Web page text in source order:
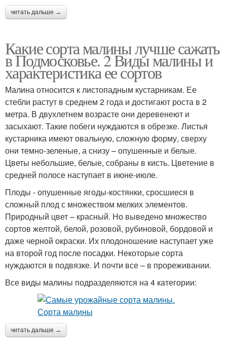
читать дальше →
Какие сорта малины лучше сажать
в Подмосковье. 2 Виды малины и
характеристика ее сортов
Малина относится к листопадным кустарникам. Ее
стебли растут в среднем 2 года и достигают роста в 2
метра. В двухлетнем возрасте они деревенеют и
засыхают. Такие побеги нуждаются в обрезке. Листья
кустарника имеют овальную, сложную форму, сверху
они темно-зеленые, а снизу – опушенные и белые.
Цветы небольшие, белые, собраны в кисть. Цветение в
средней полосе наступает в июне-июле.
Плоды - опушенные ягоды-костянки, сросшиеся в
сложный плод с множеством мелких элементов.
Природный цвет – красный. Но выведено множество
сортов желтой, белой, розовой, рубиновой, бордовой и
даже черной окраски. Их плодоношение наступает уже
на второй год после посадки. Некоторые сорта
нуждаются в подвязке. И почти все – в прореживании.
Все виды малины подразделяются на 4 категории:
читать дальше →